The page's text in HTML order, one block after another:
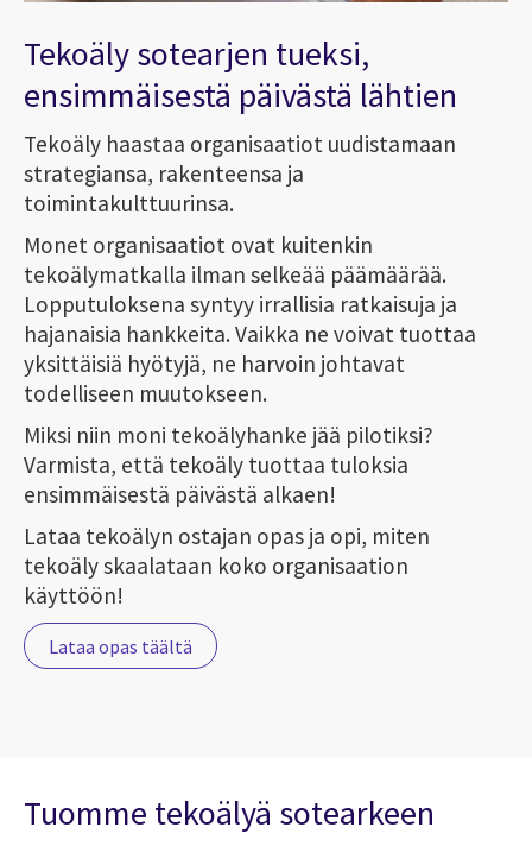
Tekoäly sotearjen tueksi,
ensimmäisestä päivästä lähtien
Tekoäly haastaa organisaatiot uudistamaan
strategiansa, rakenteensa ja
toimintakulttuurinsa.
Monet organisaatiot ovat kuitenkin
tekoälymatkalla ilman selkeää päämäärää.
Lopputuloksena syntyy irrallisia ratkaisuja ja
hajanaisia hankkeita. Vaikka ne voivat tuottaa
yksittäisiä hyötyjä, ne harvoin johtavat
todelliseen muutokseen.
Miksi niin moni tekoälyhanke jää pilotiksi?
Varmista, että tekoäly tuottaa tuloksia
ensimmäisestä päivästä alkaen!
Lataa tekoälyn ostajan opas ja opi, miten
tekoäly skaalataan koko organisaation
käyttöön!
Lataa opas täältä
Tuomme tekoälyä sotearkeen